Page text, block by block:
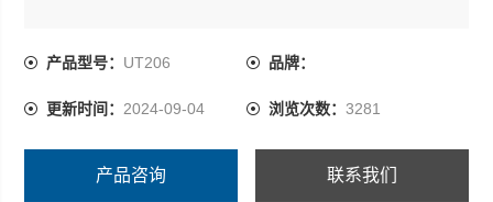
400A/1000A
产品型号： UT206 品牌：
更新时间： 2024-09-04 浏览次数： 3281
产品咨询 联系我们